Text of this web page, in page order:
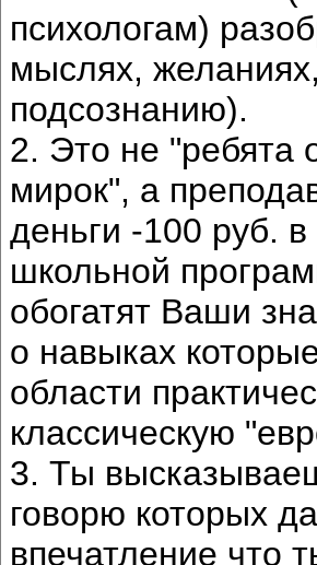
психологам)
мыслях,
подсознанию).
2. Это не "ребята
мирок", а
деньги -100 руб.
школьной
обогатят Ваши
о навыках
области
классическую
3. Ты
говорю которых
впечатление что